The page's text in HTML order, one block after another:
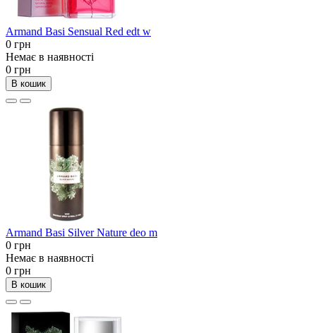
Armand Basi Sensual Red edt w
0 грн
Немає в наявності
0 грн
В кошик
Armand Basi Silver Nature deo m
0 грн
Немає в наявності
0 грн
В кошик